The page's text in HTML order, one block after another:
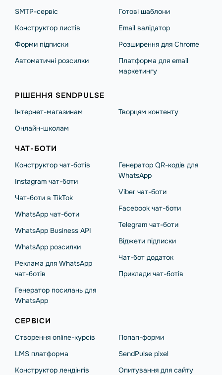
SMTP-сервіс
Конструктор листів
Форми підписки
Автоматичні розсилки
Готові шаблони
Email валідатор
Розширення для Chrome
Платформа для email
маркетингу
РІШЕННЯ SENDPULSE
Інтернет-магазинам
Онлайн-школам
Творцям контенту
ЧАТ-БОТИ
Конструктор чат-ботів
Instagram чат-боти
Чат-боти в TikTok
WhatsApp чат-боти
WhatsApp Business API
WhatsApp розсилки
Реклама для WhatsApp
чат-ботів
Генератор посилань для
WhatsApp
Генератор QR-кодів для
WhatsApp
Viber чат-боти
Facebook чат-боти
Telegram чат-боти
Віджети підписки
Чат-бот додаток
Приклади чат-ботів
СЕРВІСИ
Створення online-курсів
LMS платформа
Конструктор лендінгів
Попап-форми
SendPulse pixel
Опитування для сайту